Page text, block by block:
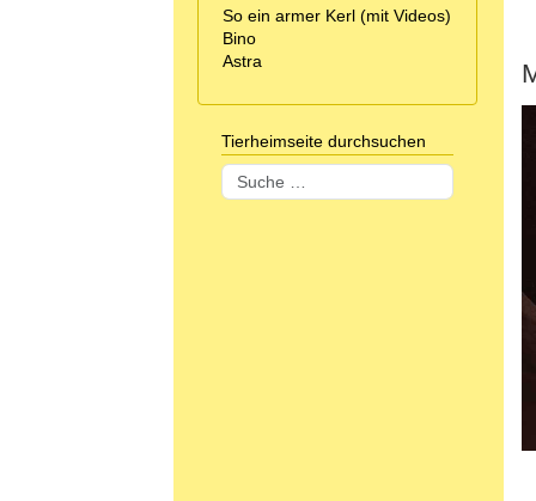
So ein armer Kerl (mit Videos)
Bino
Astra
Tierheimseite durchsuchen
Suchen